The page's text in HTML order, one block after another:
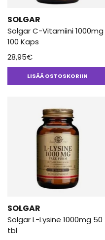
SOLGAR
Solgar C-Vitamiini 1000mg
100 Kaps
28,95€
LISÄÄ OSTOSKORIIN
SOLGAR
Solgar L-Lysine 1000mg 50
tbl